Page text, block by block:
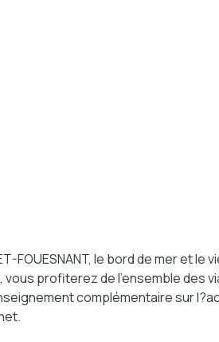
FOUESNANT, le bord de mer et
profiterez de l'ensemble
complémentaire sur